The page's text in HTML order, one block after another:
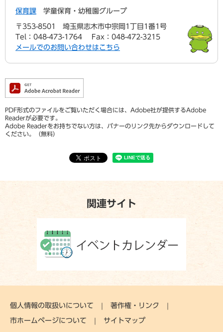
保育課 学童保育・幼稚園グループ
〒353-8501
埼玉県志木市中宗岡1丁目1番1号
Tel：048-473-1764
Fax：048-472-3215
メールでのお問い合わせはこちら
PDF形式のファイルをご覧いただく場合には、Adobe社が提供するAdobe
Readerが必要です。
Adobe Readerをお持ちでない方は、バナーのリンク先からダウンロードして
ください。（無料）
関連サイト
個人情報の取扱いについて 著作権・リンク
市ホームページについて サイトマップ